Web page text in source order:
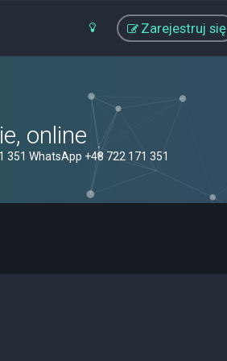
Zarejestruj się
online
351 WhatsApp +48 722 171 351